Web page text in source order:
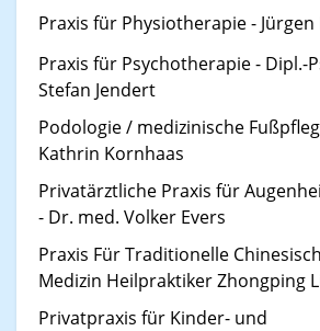
Praxis für Physiotherapie - Jürgen
Praxis für Psychotherapie - Dipl.-
Stefan Jendert
Podologie / medizinische
Kathrin Kornhaas
Privatärztliche Praxis für
- Dr. med. Volker Evers
Praxis Für Traditionelle
Medizin Heilpraktiker Zhongping
Privatpraxis für Kinder- und